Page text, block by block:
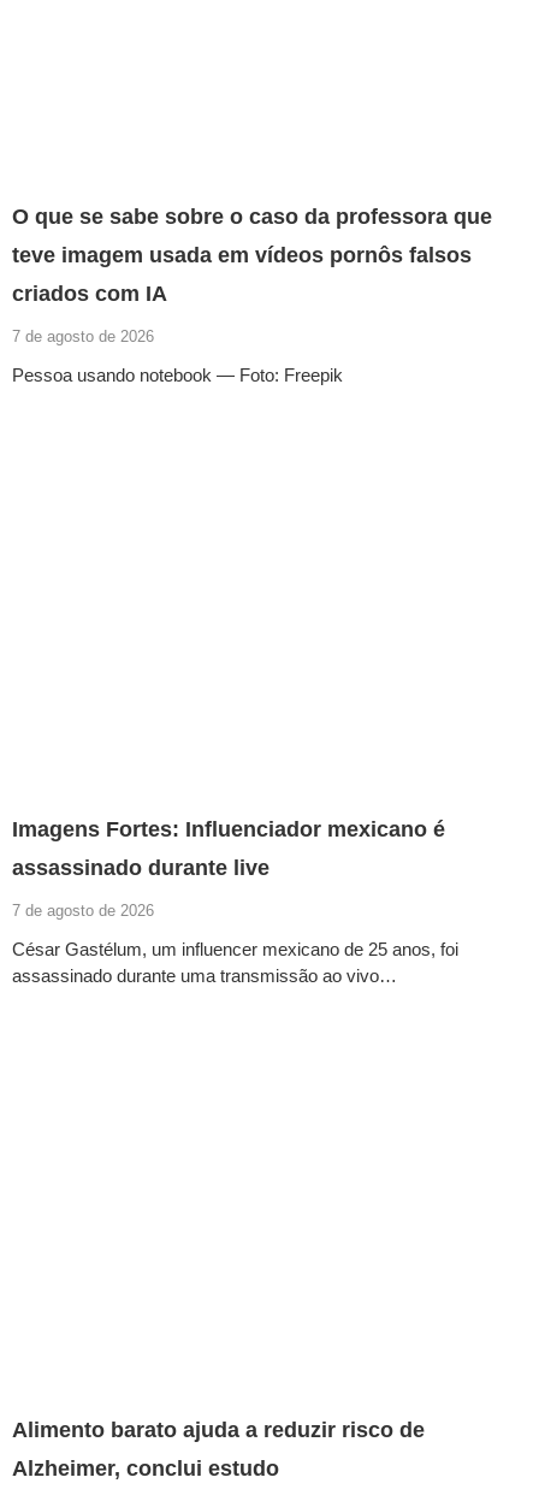
O que se sabe sobre o caso da professora que
teve imagem usada em vídeos pornôs falsos
criados com IA
7 de agosto de 2026
Pessoa usando notebook — Foto: Freepik
Imagens Fortes: Influenciador mexicano é
assassinado durante live
7 de agosto de 2026
César Gastélum, um influencer mexicano de 25 anos, foi
assassinado durante uma transmissão ao vivo…
Alimento barato ajuda a reduzir risco de
Alzheimer, conclui estudo